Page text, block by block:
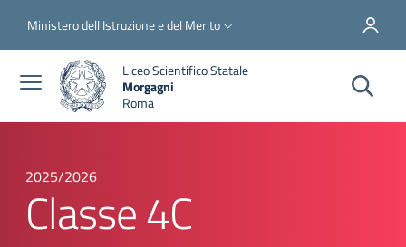
Slim top
Ministero dell'Istruzione e del Merito
Liceo Scientifico Statale
Morgagni
Roma
2025/2026
Classe 4C